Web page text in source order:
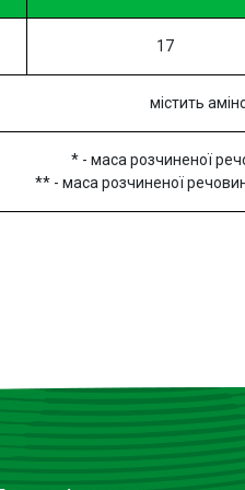
17
містить
* - маса розчиненої
** - маса розчиненої